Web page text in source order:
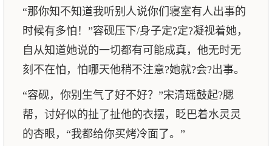
“那你知不知道我听别人说你们寝室有人出事的
时候有多怕！”容砚压下/身子定?定?凝视着她，
自从知道她说的一切都有可能成真，他无时无
刻不在怕，怕哪天他稍不注意?她就?会?出事。
“容砚，你别生气了好不好？”宋清瑶鼓起?腮
帮，讨好似的扯了扯他的衣摆，眨巴着水灵灵
的杏眼，“我都给你买烤冷面了。”